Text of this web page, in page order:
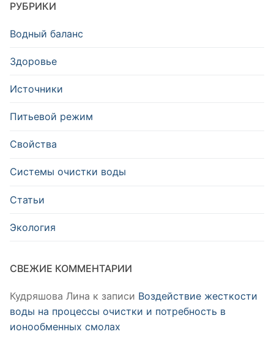
РУБРИКИ
Водный баланс
Здоровье
Источники
Питьевой режим
Свойства
Системы очистки воды
Статьи
Экология
СВЕЖИЕ КОММЕНТАРИИ
Кудряшова Лина к записи Воздействие жесткости
воды на процессы очистки и потребность в
ионообменных смолах